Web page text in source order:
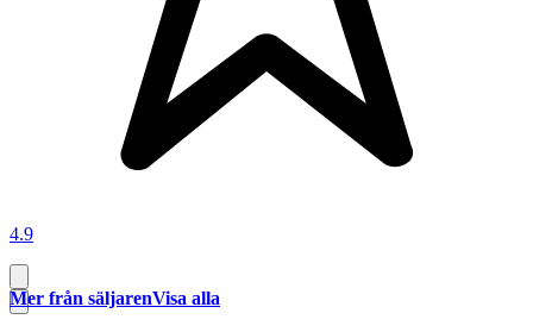
4.9
Mer från säljarenVisa alla